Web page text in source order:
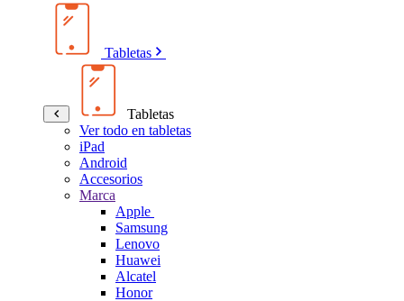
Tabletas
Tabletas
Ver todo en tabletas
iPad
Android
Accesorios
Marca
Apple
Samsung
Lenovo
Huawei
Alcatel
Honor